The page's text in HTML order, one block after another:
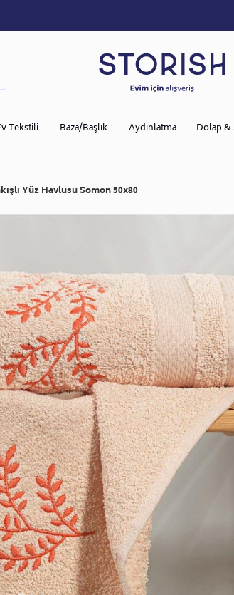
Tekstili Baza/Başlık Aydınlatma Dolap &
Yüz Havlusu Somon 50x80